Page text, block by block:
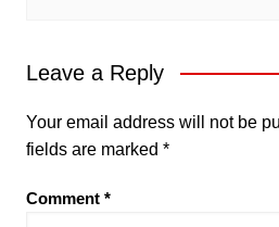
Leave a Reply
Your email address will not be
fields are marked *
Comment *